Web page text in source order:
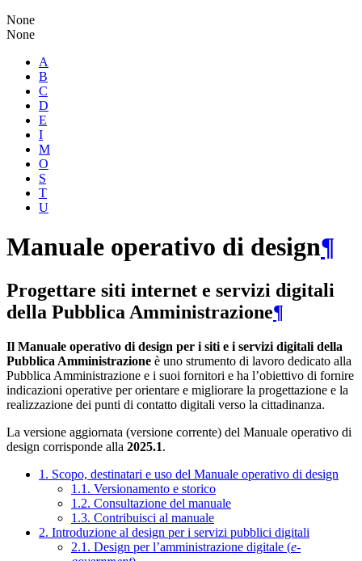
None
None
A
B
C
D
E
I
M
O
S
T
U
Manuale operativo di design¶
Progettare siti internet e servizi digitali
della Pubblica Amministrazione¶
Il Manuale operativo di design per i siti e i servizi digitali della
Pubblica Amministrazione è uno strumento di lavoro dedicato alla
Pubblica Amministrazione e i suoi fornitori e ha l’obiettivo di fornire
indicazioni operative per orientare e migliorare la progettazione e la
realizzazione dei punti di contatto digitali verso la cittadinanza.
La versione aggiornata (versione corrente) del Manuale operativo di
design corrisponde alla 2025.1.
1. Scopo, destinatari e uso del Manuale operativo di design
1.1. Versionamento e storico
1.2. Consultazione del manuale
1.3. Contribuisci al manuale
2. Introduzione al design per i servizi pubblici digitali
2.1. Design per l’amministrazione digitale (e-